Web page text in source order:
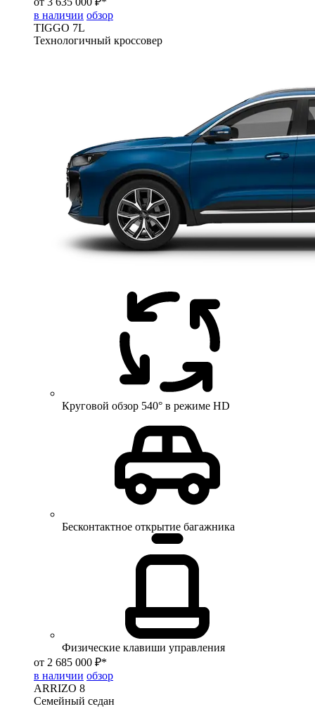
в наличии обзор
TIGGO 7L
Технологичный кроссовер
Круговой обзор 540° в режиме HD
Бесконтактное открытие багажника
Физические клавиши управления
от 2 685 000 ₽*
в наличии обзор
ARRIZO 8
Семейный седан